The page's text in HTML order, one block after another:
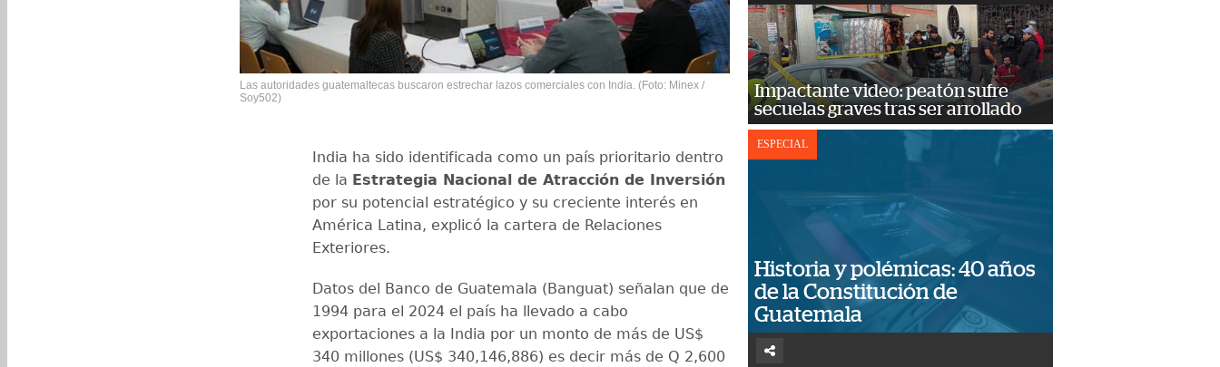
Las autoridades guatemaltecas buscaron estrechar lazos comerciales con India. (Foto: Minex /
Soy502)
India ha sido identificada como un país prioritario dentro
de la Estrategia Nacional de Atracción de Inversión
por su potencial estratégico y su creciente interés en
América Latina, explicó la cartera de Relaciones
Exteriores.
Datos del Banco de Guatemala (Banguat) señalan que de
1994 para el 2024 el país ha llevado a cabo
exportaciones a la India por un monto de más de US$
340 millones (US$ 340,146,886) es decir más de Q 2,600
Impactante video: peatón sufre
secuelas graves tras ser arrollado
ESPECIAL
Historia y polémicas: 40 años
de la Constitución de
Guatemala